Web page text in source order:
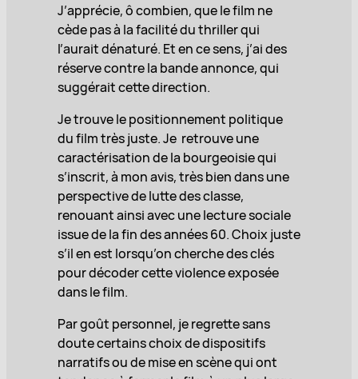
J’apprécie, ô combien, que le film ne
cède pas à la facilité du thriller qui
l’aurait dénaturé. Et en ce sens, j’ai des
réserve contre la bande annonce, qui
suggérait cette direction.
Je trouve le positionnement politique
du film très juste. Je retrouve une
caractérisation de la bourgeoisie qui
s’inscrit, à mon avis, très bien dans une
perspective de lutte des classe,
renouant ainsi avec une lecture sociale
issue de la fin des années 60. Choix juste
s’il en est lorsqu’on cherche des clés
pour décoder cette violence exposée
dans le film.
Par goût personnel, je regrette sans
doute certains choix de dispositifs
narratifs ou de mise en scène qui ont